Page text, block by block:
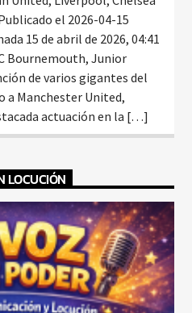
el 2026-04-15
15 de abril de 2026, 04:41
Bournemouth, Junior
de varios gigantes del
a Manchester United,
actuación en la […]
LOCUCIÓN